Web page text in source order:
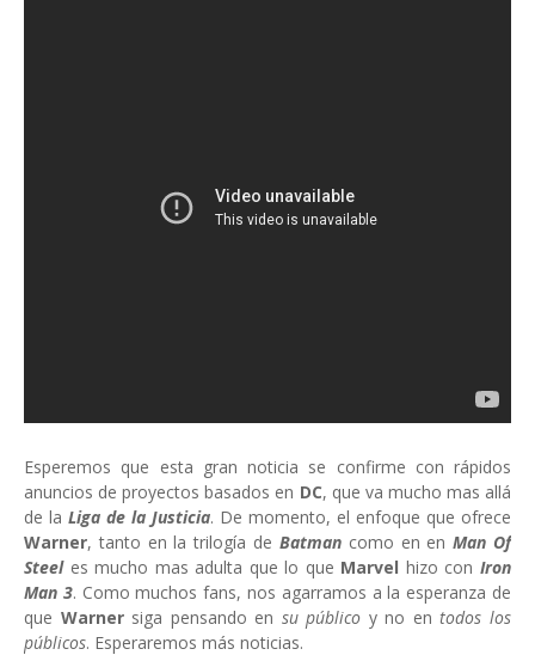
Esperemos que esta gran noticia se confirme con rápidos
anuncios de proyectos basados en DC, que va mucho mas allá
de la Liga de la Justicia. De momento, el enfoque que ofrece
Warner, tanto en la trilogía de Batman como en enMan Of
Steel es mucho mas adulta que lo que Marvel hizo con Iron
Man 3. Como muchos fans, nos agarramos a la esperanza de
que Warnersiga pensando en su público y no en todos los
públicos. Esperaremos más noticias.